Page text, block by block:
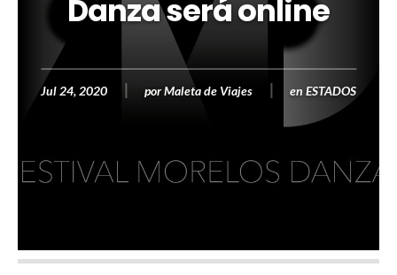
Danza será online
Jul 24, 2020 porMaleta de Viajes en ESTADOS